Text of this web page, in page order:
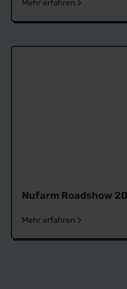
Mehr erfahren
Nufarm Roadshow
Mehr erfahren